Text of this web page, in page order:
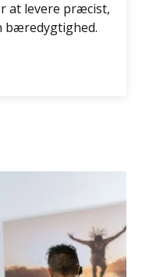
at levere præcist,
bæredygtighed.